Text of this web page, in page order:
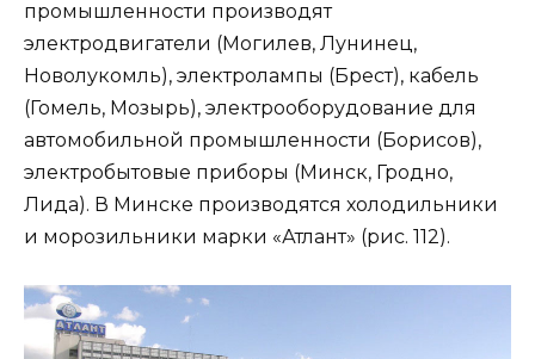
промышленности производят
электродвигатели (Могилев, Лунинец,
Новолукомль), электролампы (Брест), кабель
(Гомель, Мозырь), электрооборудование для
автомобильной промышленности (Борисов),
электробытовые приборы (Минск, Гродно,
Лида). В Минске производятся холодильники
и морозильники марки «Атлант» (рис. 112).